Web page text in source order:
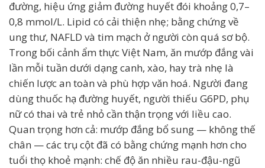
đường, hiệu ứng giảm đường huyết đói khoảng 0,7–
0,8 mmol/L. Lipid có cải thiện nhẹ; bằng chứng về
ung thư, NAFLD và tim mạch ở người còn quá sơ bộ.
Trong bối cảnh ẩm thực Việt Nam, ăn mướp đắng vài
lần mỗi tuần dưới dạng canh, xào, hay trà nhẹ là
chiến lược an toàn và phù hợp văn hoá. Người đang
dùng thuốc hạ đường huyết, người thiếu G6PD, phụ
nữ có thai và trẻ nhỏ cần thận trọng với liều cao.
Quan trọng hơn cả: mướp đắng bổ sung — không thế
chân — các trụ cột đã có bằng chứng mạnh hơn cho
tuổi thọ khoẻ mạnh: chế độ ăn nhiều rau-đậu-ngũ